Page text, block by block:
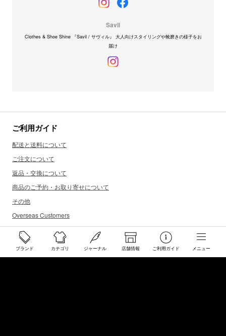
ブランド カテゴリ ジャーナル 店舗情報 ご利用ガイド メニュー
Savil
Clothes & Shoe Shine 『Savil / サヴィル』 大人向けスタイリングや靴磨きの様子をお
届け
ご利用ガイド
配送と送料について
ご注文について
返品・交換について
商品のご予約・お取り寄せについて
その他
Overseas Customers
お問い合わせ